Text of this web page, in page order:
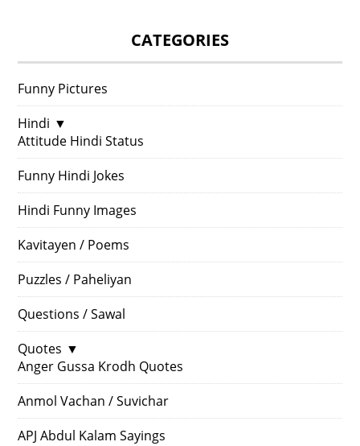
CATEGORIES
Funny Pictures
Hindi ▼
Attitude Hindi Status
Funny Hindi Jokes
Hindi Funny Images
Kavitayen / Poems
Puzzles / Paheliyan
Questions / Sawal
Quotes ▼
Anger Gussa Krodh Quotes
Anmol Vachan / Suvichar
APJ Abdul Kalam Sayings